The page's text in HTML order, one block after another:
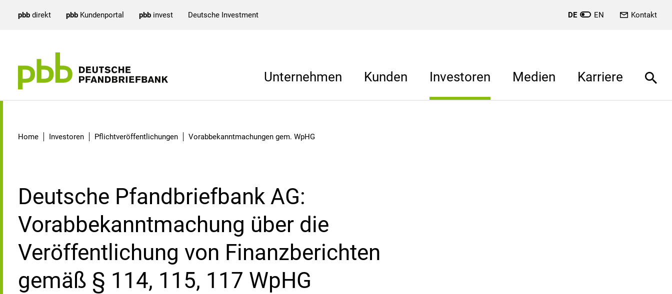
pbb direkt pbb Kundenportal pbb invest Deutsche Investment DE EN Kontakt
Unternehmen Kunden Investoren Medien Karriere
Home Investoren Pflichtveröffentlichungen Vorabbekanntmachungen gem. WpHG
Deutsche Pfandbriefbank AG:
Vorabbekanntmachung über die
Veröffentlichung von Finanzberichten
gemäß § 114, 115, 117 WpHG